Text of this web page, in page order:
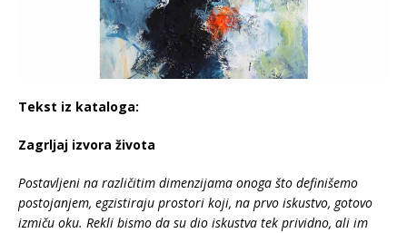
Tekst iz kataloga:
Zagrljaj izvora života
Postavljeni na različitim dimenzijama onoga što definišemo
postojanjem, egzistiraju prostori koji, na prvo iskustvo, gotovo
izmiču oku. Rekli bismo da su dio iskustva tek prividno, ali im